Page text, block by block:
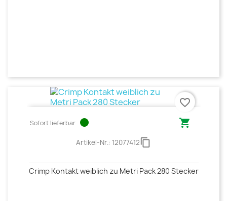
Sofort lieferbar circle 
Artikel-Nr.: 12077412content_copy
Crimp Kontakt weiblich zu Metri Pack 280 Stecker
favorite_border